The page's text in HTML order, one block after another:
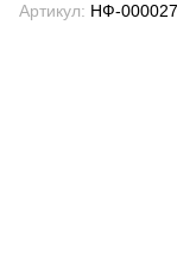
Артикул: НФ-